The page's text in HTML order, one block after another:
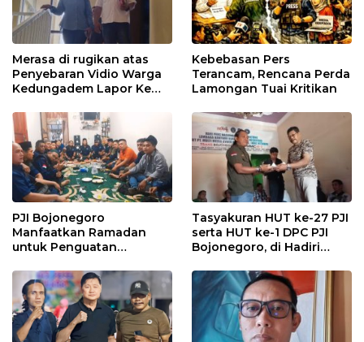
Merasa di rugikan atas
Penyebaran Vidio Warga
Kedungadem Lapor Ke
Kebebasan Pers
Terancam, Rencana Perda
Lamongan Tuai Kritikan
PJI Bojonegoro
Manfaatkan Ramadan
untuk Penguatan
Kebersamaan
Tasyakuran HUT ke-27 PJI
serta HUT ke-1 DPC PJI
Bojonegoro, di Hadiri